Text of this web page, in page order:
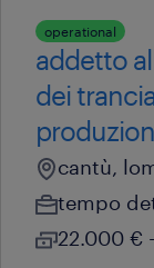
operational
addetto
dei
cantù,
tempo
22.000 €